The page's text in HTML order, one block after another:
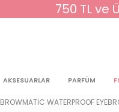
750 TL ve
AKSESUARLAR PARFÜM
BROWMATIC WATERPROOF